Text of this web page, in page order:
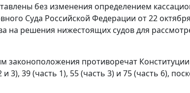
без изменения определением
Суда Российской Федерации от 22
решения нижестоящих судов для
противоречат
и 3), 39 (часть 1), 55 (часть 3) и 75 (часть 6),